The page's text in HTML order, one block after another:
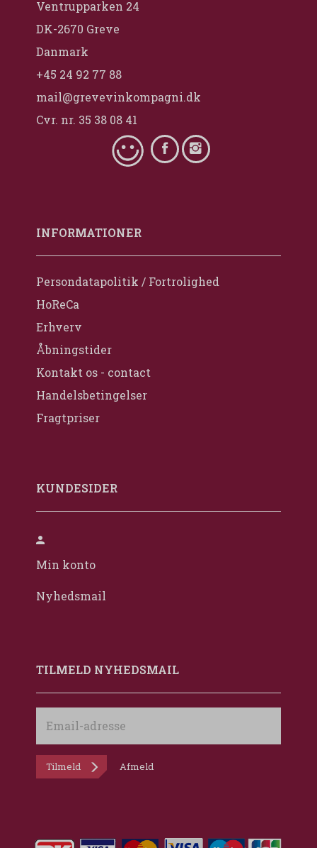
Ventrupparken 24
DK-2670 Greve
Danmark
+45 24 92 77 88
mail@grevevinkompagni.dk
Cvr. nr. 35 38 08 41
INFORMATIONER
Persondatapolitik / Fortrolighed
HoReCa
Erhverv
Åbningstider
Kontakt os - contact
Handelsbetingelser
Fragtpriser
KUNDESIDER
Min konto
Nyhedsmail
TILMELD NYHEDSMAIL
adresse
Tilmeld Afmeld